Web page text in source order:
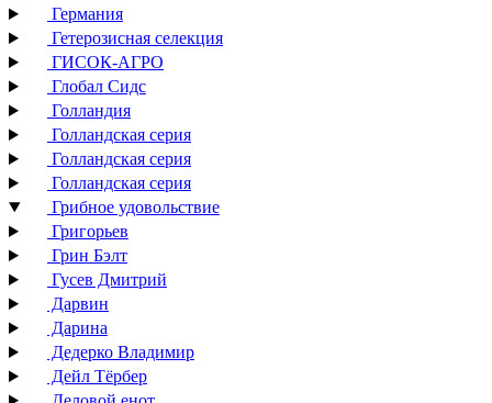
Германия
Гетерозисная селекция
ГИСОК-АГРО
Глобал Сидс
Голландия
Голландская серия
Голландская серия
Голландская серия
Грибное удовольствие
Григорьев
Грин Бэлт
Гусев Дмитрий
Дарвин
Дарина
Дедерко Владимир
Дейл Тёрбер